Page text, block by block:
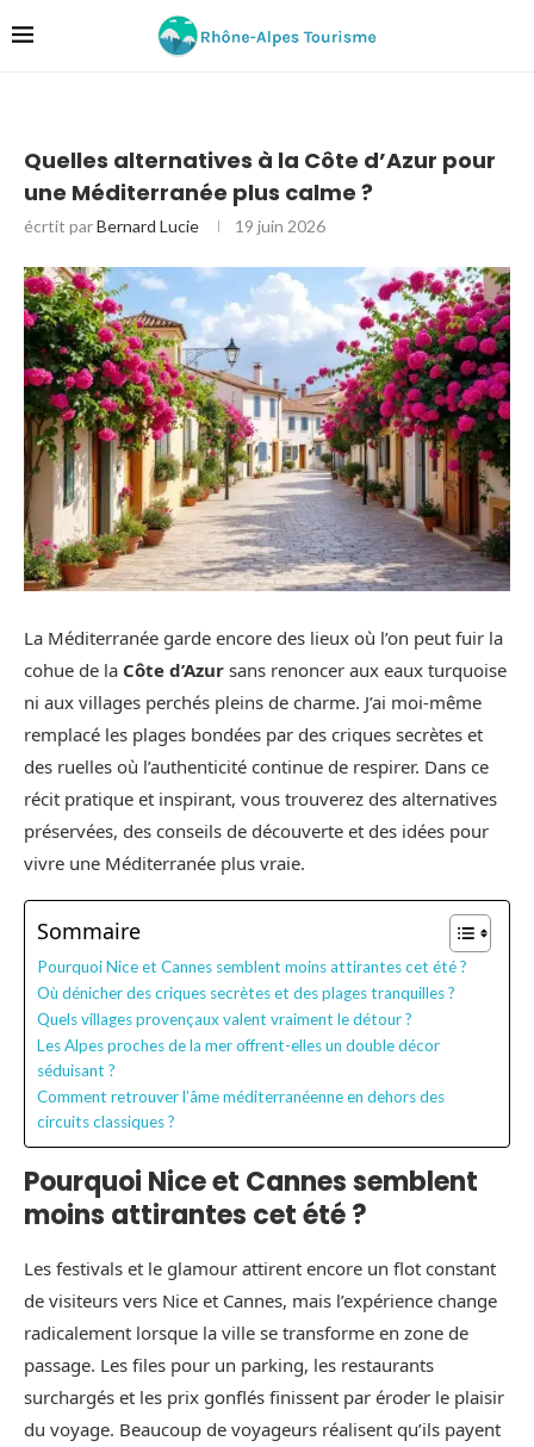
Quelles alternatives à la Côte d’Azur pour
une Méditerranée plus calme ?
écrtit parBernard Lucie 19 juin 2026
La Méditerranée garde encore des lieux où l’on peut fuir la
cohue de la Côte d’Azur sans renoncer aux eaux turquoise
ni aux villages perchés pleins de charme. J’ai moi-même
remplacé les plages bondées par des criques secrètes et
des ruelles où l’authenticité continue de respirer. Dans ce
récit pratique et inspirant, vous trouverez des alternatives
préservées, des conseils de découverte et des idées pour
vivre une Méditerranée plus vraie.
Sommaire
Pourquoi Nice et Cannes semblent moins attirantes cet été ?
Où dénicher des criques secrètes et des plages tranquilles ?
Quels villages provençaux valent vraiment le détour ?
Les Alpes proches de la mer offrent-elles un double décor
séduisant ?
Comment retrouver l’âme méditerranéenne en dehors des
circuits classiques ?
Pourquoi Nice et Cannes semblent
moins attirantes cet été ?
Les festivals et le glamour attirent encore un flot constant
de visiteurs vers Nice et Cannes, mais l’expérience change
radicalement lorsque la ville se transforme en zone de
passage. Les files pour un parking, les restaurants
surchargés et les prix gonflés finissent par éroder le plaisir
du voyage. Beaucoup de voyageurs réalisent qu’ils payent